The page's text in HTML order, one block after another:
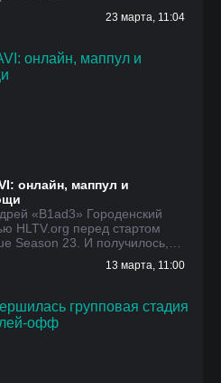
23 марта, 11:04
онлайн, маппул и
«B1ad3» Городенский
HLTV.org перед стартом
Season 23. И получилось,…
13 марта, 11:00